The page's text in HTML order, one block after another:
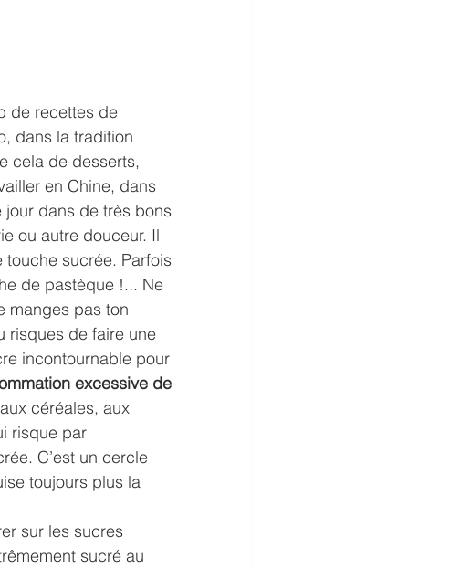
de recettes de
dans la tradition
cela de desserts,
en Chine, dans
jour dans de très bons
ou autre douceur. Il
sucrée. Parfois
de pastèque !... Ne
manges pas ton
risques de faire une
incontournable pour
excessive de
céréales, aux
risque par
C’est un cercle
toujours plus la
sur les sucres
sucré au